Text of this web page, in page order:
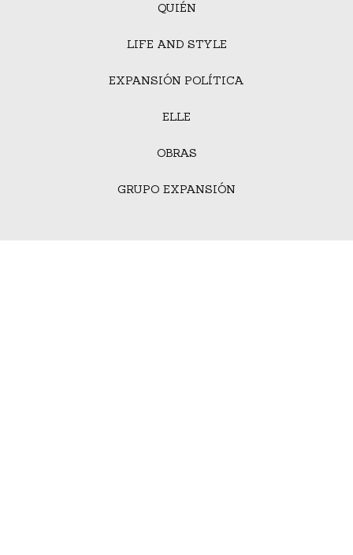
QUIÉN
LIFE AND STYLE
EXPANSIÓN POLÍTICA
ELLE
OBRAS
GRUPO EXPANSIÓN